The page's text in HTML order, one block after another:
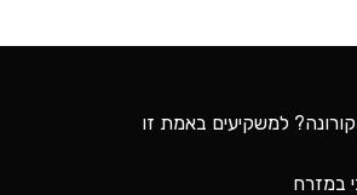
למשקיעים באמת זו
במזרח